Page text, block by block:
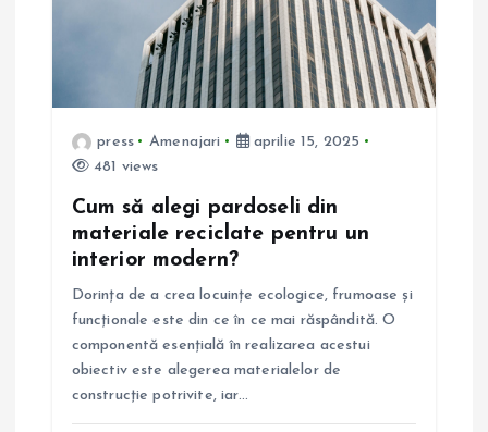
t
press Amenajari
aprilie 15, 2025
481 views
Cum să alegi pardoseli din
materiale reciclate pentru un
interior modern?
Dorința de a crea locuințe ecologice, frumoase și
funcționale este din ce în ce mai răspândită. O
componentă esențială în realizarea acestui
obiectiv este alegerea materialelor de
construcție potrivite, iar…